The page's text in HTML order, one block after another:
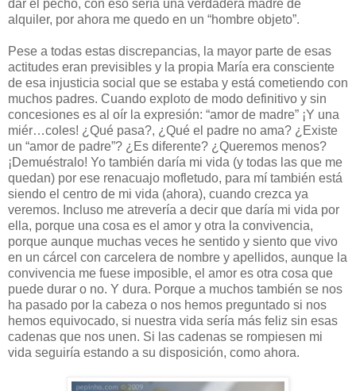
dar el pecho, con eso sería una verdadera madre de
alquiler, por ahora me quedo en un “hombre objeto”.
Pese a todas estas discrepancias, la mayor parte de esas
actitudes eran previsibles y la propia María era consciente
de esa injusticia social que se estaba y está cometiendo con
muchos padres. Cuando exploto de modo definitivo y sin
concesiones es al oír la expresión: “amor de madre” ¡Y una
miér…coles! ¿Qué pasa?, ¿Qué el padre no ama? ¿Existe
un “amor de padre”? ¿Es diferente? ¿Queremos menos?
¡Demuéstralo! Yo también daría mi vida (y todas las que me
quedan) por ese renacuajo mofletudo, para mí también está
siendo el centro de mi vida (ahora), cuando crezca ya
veremos. Incluso me atrevería a decir que daría mi vida por
ella, porque una cosa es el amor y otra la convivencia,
porque aunque muchas veces he sentido y siento que vivo
en un cárcel con carcelera de nombre y apellidos, aunque la
convivencia me fuese imposible, el amor es otra cosa que
puede durar o no. Y dura. Porque a muchos también se nos
ha pasado por la cabeza o nos hemos preguntado si nos
hemos equivocado, si nuestra vida sería más feliz sin esas
cadenas que nos unen. Si las cadenas se rompiesen mi
vida seguiría estando a su disposición, como ahora.